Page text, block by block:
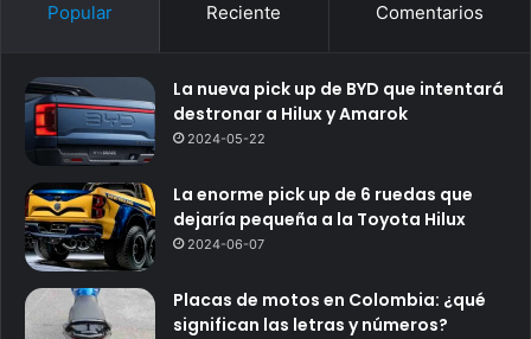
Popular Reciente Comentarios
La nueva pick up de BYD que intentará
destronar a Hilux y Amarok
2024-05-22
La enorme pick up de 6 ruedas que
dejaría pequeña a la Toyota Hilux
2024-06-07
Placas de motos en Colombia: ¿qué
significan las letras y números?